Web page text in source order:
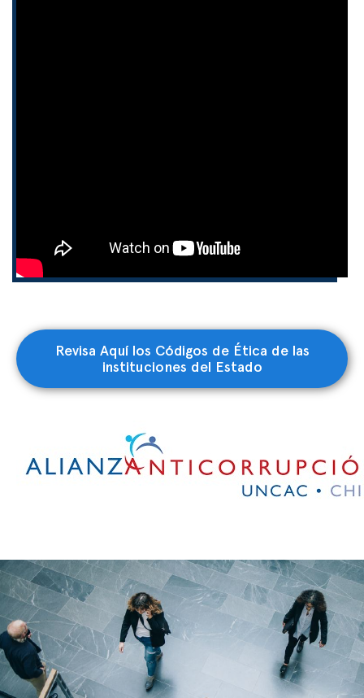
Revisa Aquí los Códigos de Ética de las
instituciones del Estado